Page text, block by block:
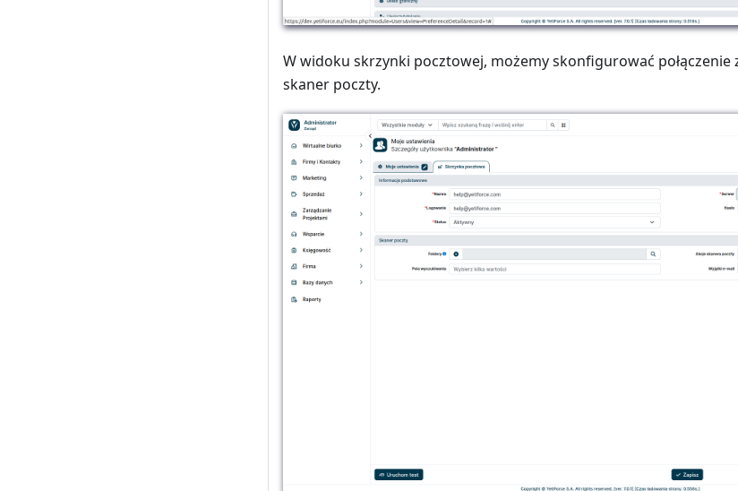
W widoku skrzynki pocztowej, możemy skonfigurować połączenie
skaner poczty.